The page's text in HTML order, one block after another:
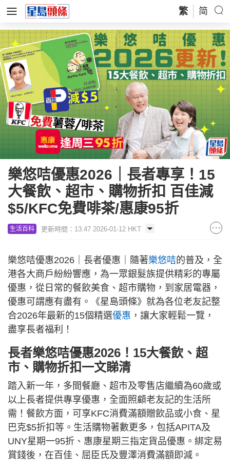
繁 简
樂悠咭優惠2026｜長者專享！15
大餐飲、超市、購物折扣 百佳減
$5/KFC免費啡茶/惠康95折
生活百科 更新時間：13:47 2026-01-12 HKT
樂悠咭優惠2026｜長者優惠｜隨著樂悠咭的普及，全
港各大商戶紛紛響應，為一眾銀髮族提供精彩的專屬
優惠，從日常的餐飲美食、超市購物，到家居電器，
優惠可謂應有盡有。《星島頭條》就為各位老友記整
合2026年最新的15個精選優惠 ，讓大家輕鬆一覽，
盡享長者福利！
長者樂悠咭優惠2026！15大餐飲、超
市、購物折扣一文睇清
踏入新一年，多間餐廳、超市及零售店繼續為60歲或
以上長者提供專享優惠，全面照顧老友記的生活所
需！餐飲方面，可享KFC消費滿額贈飲品或小食、星
巴克$5折扣等。生活購物著數更多，包括APITA及
UNY星期一95折、惠康星期三指定貨品優惠。綁定易
賞錢後，在百佳、屈臣氏及豐澤消費滿額即減。